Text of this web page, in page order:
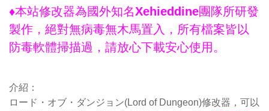
♦本站修改器為國外知名Xehieddine團隊所研發
製作，絕對無病毒無木馬置入，所有檔案皆以
防毒軟體掃描過，請放心下載安心使用。
介紹：
ロード・オブ・ダンジョン(Lord of Dungeon)修改器，可以